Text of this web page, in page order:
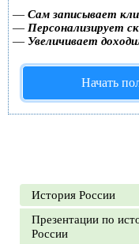
— Сам записывает
— Персонализирует
— Увеличивает
Начать
История России
Презентации по
России